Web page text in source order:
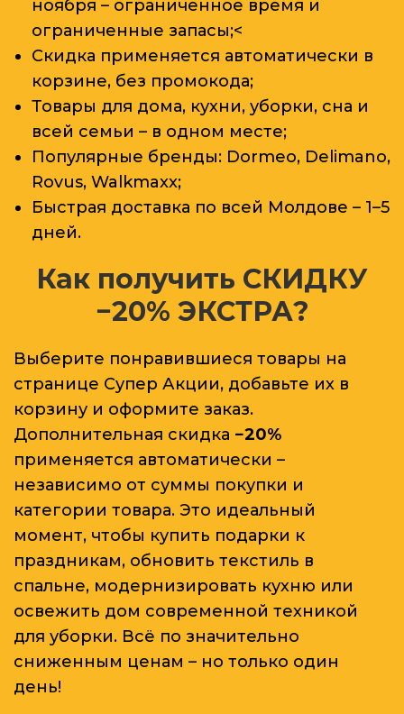
ноября – ограниченное время и
ограниченные запасы;<
Скидка применяется автоматически в
корзине, без промокода;
Товары для дома, кухни, уборки, сна и
всей семьи – в одном месте;
Популярные бренды: Dormeo, Delimano,
Rovus, Walkmaxx;
Быстрая доставка по всей Молдове – 1–5
дней.
Как получить СКИДКУ
−20% ЭКСТРА?
Выберите понравившиеся товары на
странице Супер Акции, добавьте их в
корзину и оформите заказ.
Дополнительная скидка −20%
применяется автоматически –
независимо от суммы покупки и
категории товара. Это идеальный
момент, чтобы купить подарки к
праздникам, обновить текстиль в
спальне, модернизировать кухню или
освежить дом современной техникой
для уборки. Всё по значительно
сниженным ценам – но только один
день!